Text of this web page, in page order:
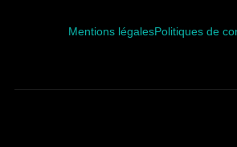
Mentions légalesPolitiques de